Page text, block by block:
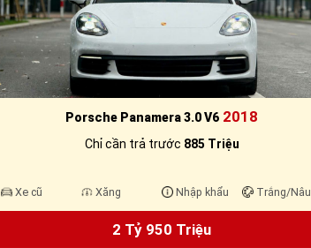
Porsche Panamera 3.0 V6 2018
Chỉ cần trả trước 885 Triệu
Xe cũ Xăng Nhập khẩu Trắng/Nâu
2 Tỷ 950 Triệu